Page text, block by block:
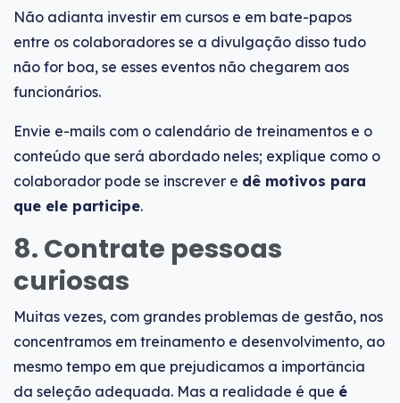
Não adianta investir em cursos e em bate-papos
entre os colaboradores se a divulgação disso tudo
não for boa, se esses eventos não chegarem aos
funcionários.
Envie e-mails com o calendário de treinamentos e o
conteúdo que será abordado neles; explique como o
colaborador pode se inscrever e dê motivos para
que ele participe.
8. Contrate pessoas
curiosas
Muitas vezes, com grandes problemas de gestão, nos
concentramos em treinamento e desenvolvimento, ao
mesmo tempo em que prejudicamos a importância
da seleção adequada. Mas a realidade é que é